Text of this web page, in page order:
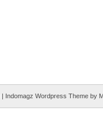
Indomagz Wordpress Theme by
|